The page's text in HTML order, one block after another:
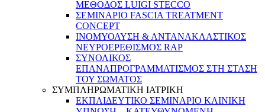
ΜΕΘΟΔΟΣ LUIGI STECCO
ΣΕΜΙΝΑΡΙΟ FASCIA TREATMENT
CONCEPT
ΙΝΟΜΥΟΛΥΣΗ & ΑΝΤΑΝΑΚΛΑΣΤΙΚΟΣ
ΝΕΥΡΟΕΡΕΘΙΣΜΟΣ RAP
ΣΥΝΟΛΙΚΟΣ
ΕΠΑΝΑΠΡΟΓΡΑΜΜΑΤΙΣΜΟΣ ΣΤΗ ΣΤΑΣΗ
ΤΟΥ ΣΩΜΑΤΟΣ
ΣΥΜΠΛΗΡΩΜΑΤΙΚΗ ΙΑΤΡΙΚΗ
ΕΚΠΑΙΔΕΥΤΙΚΟ ΣΕΜΙΝΑΡΙΟ ΚΛΙΝΙΚΗ